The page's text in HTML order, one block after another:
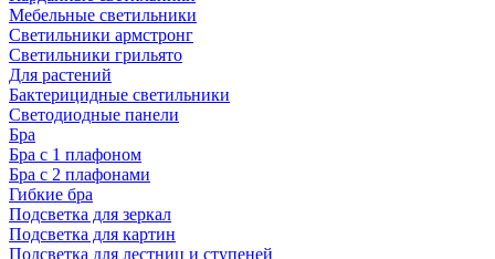
Мебельные светильники
Светильники армстронг
Светильники грильято
Для растений
Бактерицидные светильники
Светодиодные панели
Бра
Бра с 1 плафоном
Бра с 2 плафонами
Гибкие бра
Подсветка для зеркал
Подсветка для картин
Подсветка для лестниц и ступеней